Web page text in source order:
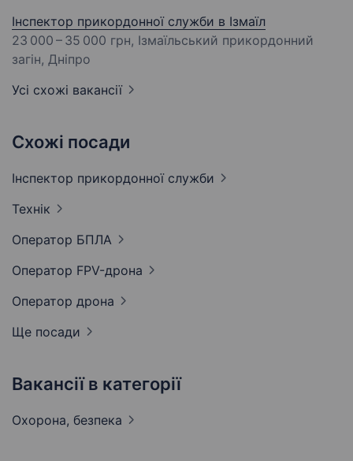
Інспектор прикордонної служби в Ізмаїл
23 000 – 35 000 грн, Ізмаїльський прикордонний
загін, Дніпро
Усі схожі вакансії
Схожі посади
Інспектор прикордонної служби
Технік
Оператор БПЛА
Оператор FPV-дрона
Оператор дрона
Ще посади
Вакансії в категорії
Охорона, безпека